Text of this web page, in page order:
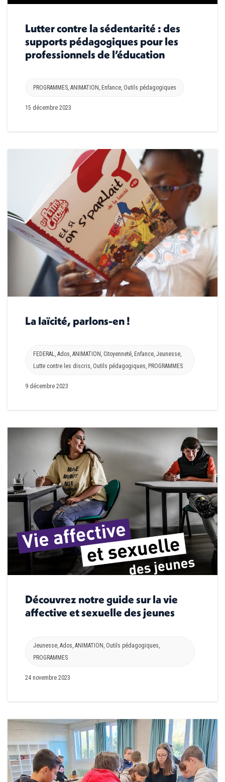
Lutter contre la sédentarité : des
supports pédagogiques pour les
professionnels de l’éducation
PROGRAMMES, ANIMATION , Enfance, Outils pédagogiques
15 décembre 2023
La laïcité, parlons-en !
FEDERAL, Ados, ANIMATION , Citoyenneté, Enfance, Jeunesse,
Lutte contre les discris, Outils pédagogiques, PROGRAMMES
9 décembre 2023
Découvrez notre guide sur la vie
affective et sexuelle des jeunes
Jeunesse, Ados, ANIMATION , Outils pédagogiques,
PROGRAMMES
24 novembre 2023